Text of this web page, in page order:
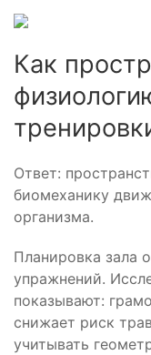
Как
Ответ:
биомеханику
организма.
Планировка зала
упражнений.
показывают:
снижает риск
учитывать